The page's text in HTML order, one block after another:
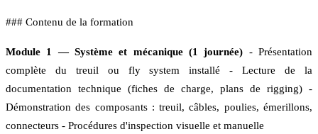
### Contenu de la formation
Module 1 — Système et mécanique (1 journée) - Présentation
complète du treuil ou fly system installé - Lecture de la
documentation technique (fiches de charge, plans de rigging) -
Démonstration des composants : treuil, câbles, poulies, émerillons,
connecteurs - Procédures d'inspection visuelle et manuelle